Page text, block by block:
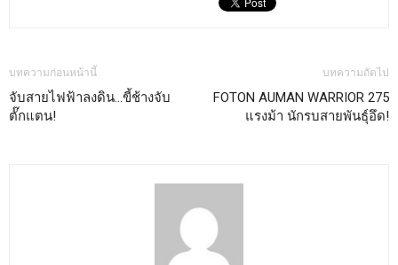
บทความก่อนหน้านี้
จับสายไฟฟ้าลงดิน…ขี้ช้างจับ
ตั๊กแตน!
บทความถัดไป
FOTON AUMAN WARRIOR 275
แรงม้า นักรบสายพันธุ์อึด!